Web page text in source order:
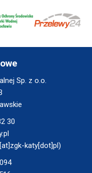
Will
open
new
Sp. z o.o.
30
katy[dot]pl)